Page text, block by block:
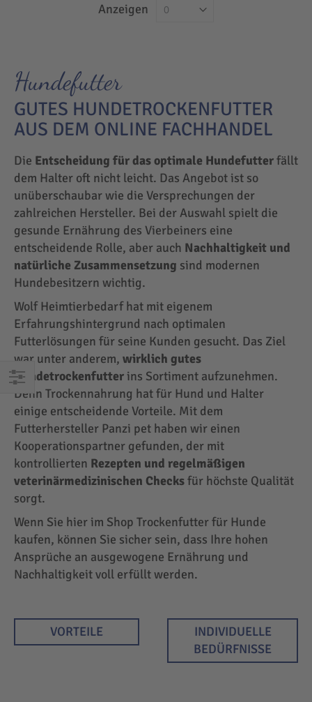
Anzeigen
EINKAUFEN
NACH
Hundefutter
GUTES HUNDETROCKENFUTTER
AUS DEM ONLINE FACHHANDEL
Die Entscheidung für das optimale Hundefutterfällt
dem Halter oft nicht leicht. Das Angebot ist so
unüberschaubar wie die Versprechungen der
zahlreichen Hersteller. Bei der Auswahl spielt die
gesunde Ernährung des Vierbeiners eine
entscheidende Rolle, aber auch Nachhaltigkeit und
natürliche Zusammensetzung sind modernen
Hundebesitzern wichtig.
Wolf Heimtierbedarf hat mit eigenem
Erfahrungshintergrund nach optimalen
Futterlösungen für seine Kunden gesucht. Das Ziel
war unter anderem, wirklich gutes
Hundetrockenfutter ins Sortiment aufzunehmen.
Denn Trockennahrung hat für Hund und Halter
einige entscheidende Vorteile. Mit dem
Futterhersteller Panzi pet haben wir einen
Kooperationspartner gefunden, der mit
kontrollierten Rezepten und regelmäßigen
veterinärmedizinischen Checksfür höchste Qualität
sorgt.
Wenn Sie hier im Shop Trockenfutter für Hunde
kaufen, können Sie sicher sein, dass Ihre hohen
Ansprüche an ausgewogene Ernährung und
Nachhaltigkeit voll erfüllt werden.
VORTEILE
INDIVIDUELLE
BEDÜRFNISSE